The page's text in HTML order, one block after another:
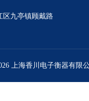
区九亭镇顾戴路
上海香川电子衡器有限